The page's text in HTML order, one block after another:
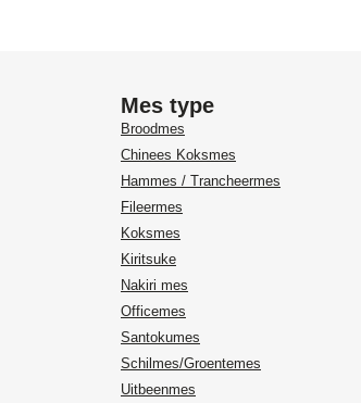
Mes type
Broodmes
Chinees Koksmes
Hammes / Trancheermes
Fileermes
Koksmes
Kiritsuke
Nakiri mes
Officemes
Santokumes
Schilmes/Groentemes
Uitbeenmes